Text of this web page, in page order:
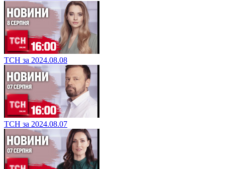
ТСН за 2024.08.08
ТСН за 2024.08.07